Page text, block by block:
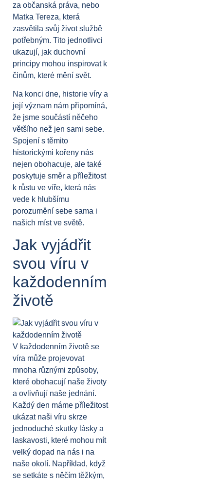
za občanská práva, nebo
Matka Tereza, která
zasvětila svůj život službě
potřebným. Tito jednotlivci
ukazují, jak duchovní
principy mohou inspirovat k
činům, které mění svět.
Na konci dne, historie víry a
její význam nám připomíná,
že jsme součástí něčeho
většího než jen sami sebe.
Spojení s těmito
historickými kořeny nás
nejen obohacuje, ale také
poskytuje směr a příležitost
k růstu ve víře, která nás
vede k hlubšímu
porozumění sebe sama i
našich míst ve světě.
Jak vyjádřit
svou víru v
každodenním
životě
V každodenním životě se
víra může projevovat
mnoha různými způsoby,
které obohacují naše životy
a ovlivňují naše jednání.
Každý den máme příležitost
ukázat naši víru skrze
jednoduché skutky lásky a
laskavosti, které mohou mít
velký dopad na nás i na
naše okolí. Například, když
se setkáte s něčím těžkým,